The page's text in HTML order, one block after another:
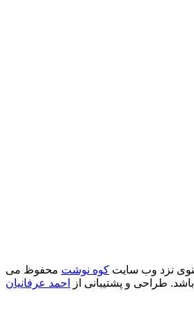
نزد وب سایت کوه نوشت محفوظ می
باشد. طراحی و پشتیبانی از
احمد عرفانیان